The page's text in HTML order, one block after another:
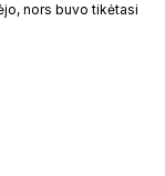
nors buvo tikėtasi